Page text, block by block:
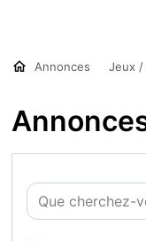
Annonces Jeux /